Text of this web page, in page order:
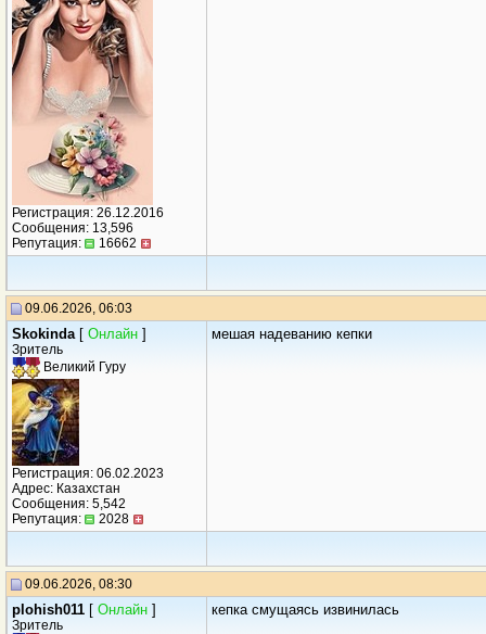
Регистрация: 26.12.2016
Сообщения: 13,596
Репутация:
16662
09.06.2026, 06:03
Skokinda [ Онлайн ]
Зритель
Великий Гуру
Регистрация: 06.02.2023
Адрес: Казахстан
Сообщения: 5,542
Репутация:
2028
мешая надеванию кепки
09.06.2026, 08:30
plohish011 [ Онлайн ]
Зритель
кепка смущаясь извинилась